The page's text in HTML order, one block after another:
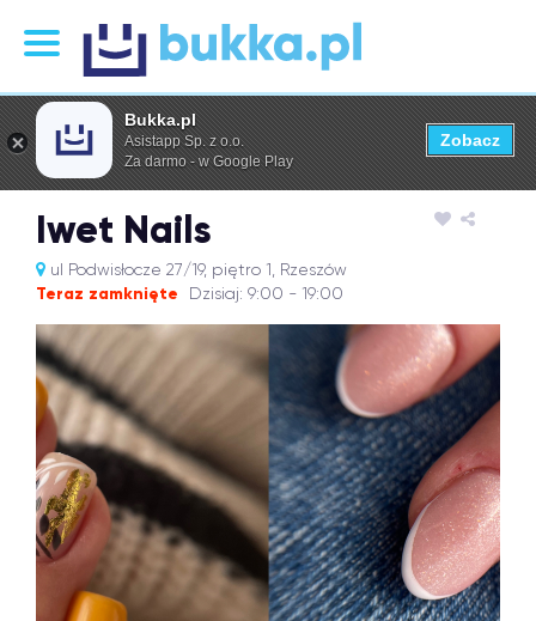
Iwet Nails
ul Podwisłocze 27/19, piętro 1, Rzeszów
Teraz zamknięte Dzisiaj: 9:00 - 19:00
Bukka.pl
Asistapp Sp. z o.o.
Za darmo - w Google Play
Zobacz